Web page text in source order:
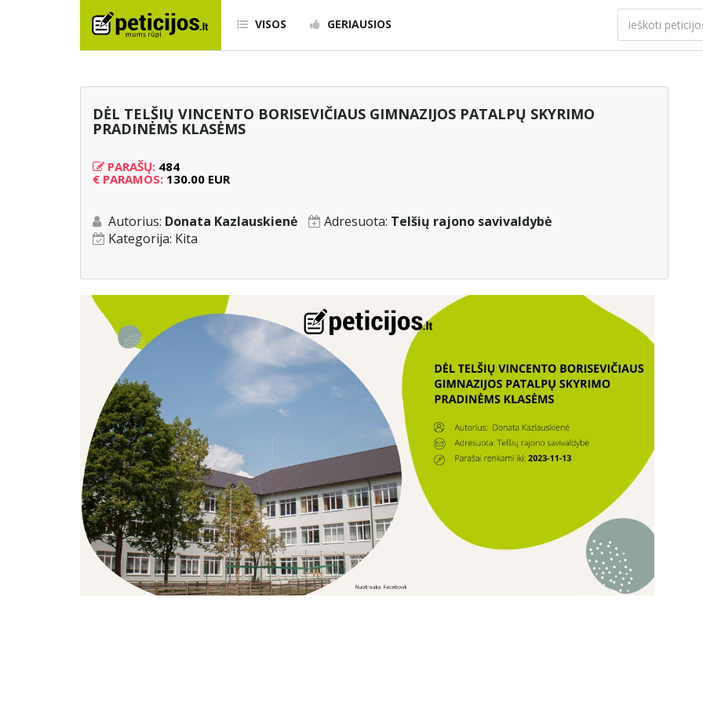
VISOS GERIAUSIOS
DĖL TELŠIŲ VINCENTO BORISEVIČIAUS GIMNAZIJOS PATALPŲ SKYRIMO
PRADINĖMS KLASĖMS
PARAŠŲ: 484
€ PARAMOS: 130.00 EUR
Autorius: Donata Kazlauskienė Adresuota: Telšių rajono savivaldybė
Kategorija: Kita